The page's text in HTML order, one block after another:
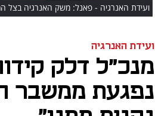
ועידת האנרגיה - פאנל: משק האנרגיה בצל
ועידת האנרגיה
מנכ"ל דלק
נפגעת ממשבר